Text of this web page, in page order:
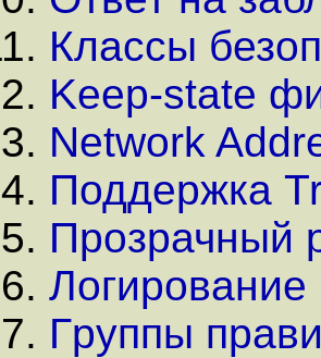
Классы
Keep-state
Network
Поддеpжка
Пpозpачный
Гpуппы